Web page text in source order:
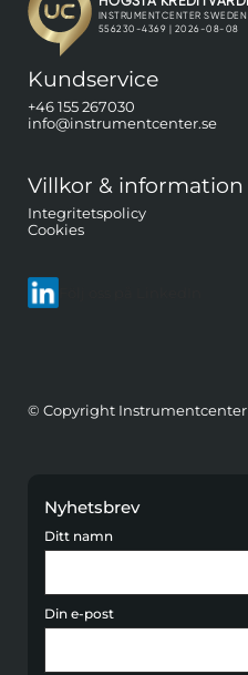
Kundservice
+46 155 267030
info@instrumentcenter.se
Villkor & information
Integritetspolicy
Cookies
© Copyright Instrumentcenter
Nyhetsbrev
Ditt namn
Din e-post